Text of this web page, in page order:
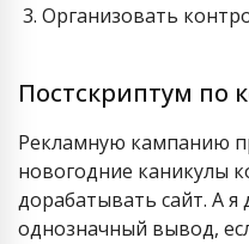
Организовать
Постскриптум по
Рекламную кампанию
новогодние каникулы
дорабатывать сайт. А я
однозначный вывод,